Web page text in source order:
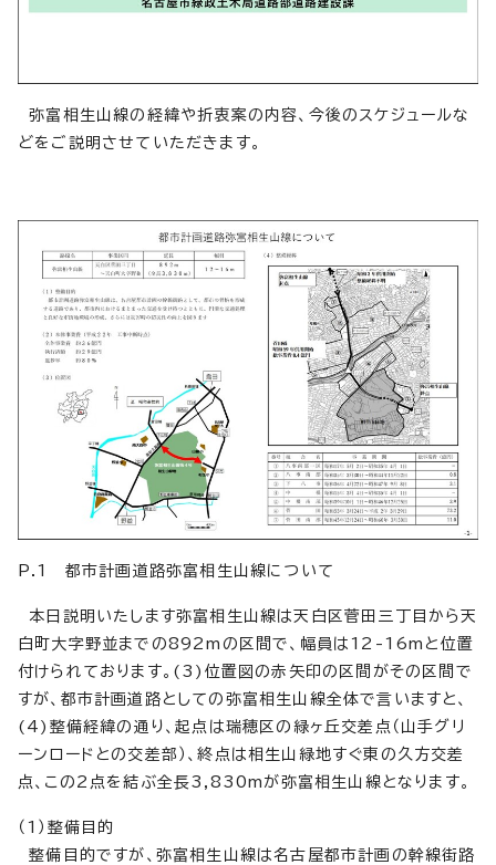
弥富相生山線の経緯や折衷案の内容、今後のスケジュールな
どをご説明させていただきます。
P.1 都市計画道路弥富相生山線について
本日説明いたします弥富相生山線は天白区菅田三丁目から天
白町大字野並までの892mの区間で、幅員は12-16mと位置
付けられております。(3)位置図の赤矢印の区間がその区間で
すが、都市計画道路としての弥富相生山線全体で言いますと、
(4)整備経緯の通り、起点は瑞穂区の緑ヶ丘交差点（山手グリ
ーンロードとの交差部）、終点は相生山緑地すぐ東の久方交差
点、この2点を結ぶ全長3,830mが弥富相生山線となります。
（1）整備目的
整備目的ですが、弥富相生山線は名古屋都市計画の幹線街路